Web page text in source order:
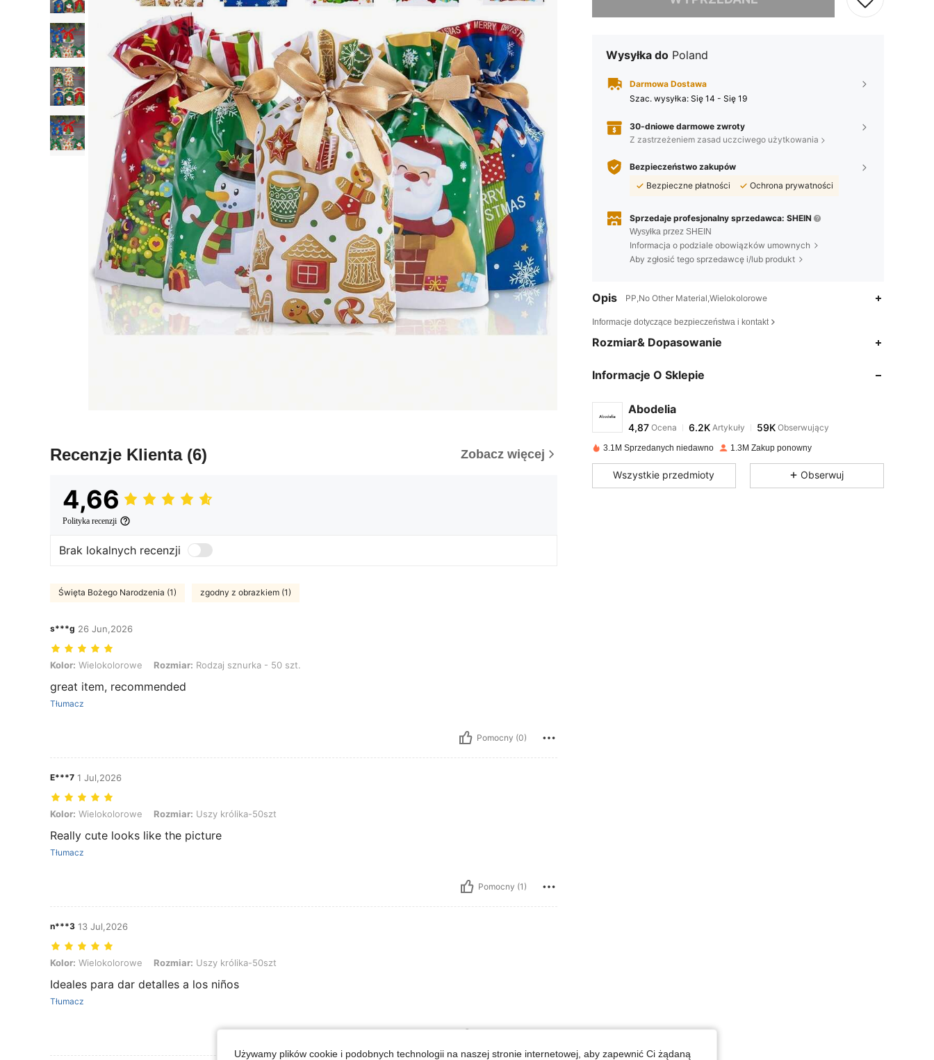
Recenzje Klienta (6) Zobacz więcej
4,66
Polityka recenzji
Brak lokalnych recenzji
Święta Bożego Narodzenia (1) zgodny z obrazkiem (1)
s***g 26 Jun,2026
Kolor: Wielokolorowe, Rozmiar: Rodzaj sznurka - 50 szt.
Kolor: Wielokolorowe Rozmiar: Rodzaj sznurka - 50 szt.
great item, recommended
Tłumacz
Pomocny (0)
E***7 1 Jul,2026
Kolor: Wielokolorowe, Rozmiar: Uszy królika-50szt
Kolor: Wielokolorowe Rozmiar: Uszy królika-50szt
Really cute looks like the picture
Tłumacz
Pomocny (1)
n***3 13 Jul,2026
Kolor: Wielokolorowe, Rozmiar: Uszy królika-50szt
Kolor: Wielokolorowe Rozmiar: Uszy królika-50szt
Ideales para dar detalles a los niños
Tłumacz
Wysyłka do Poland
Darmowa Dostawa
Szac. wysyłka: Się 14 - Się 19
30-dniowe darmowe zwroty
Z zastrzeżeniem zasad uczciwego użytkowania
Bezpieczeństwo zakupów
Bezpieczne płatności
Ochrona prywatności
Sprzedaje profesjonalny sprzedawca: SHEIN
Wysyłka przez SHEIN
Informacja o podziale obowiązków umownych
Aby zgłosić tego sprzedawcę i/lub produkt
Opis PP,No Other Material,Wielokolorowe
Informacje dotyczące bezpieczeństwa i kontakt
Rozmiar& Dopasowanie
Informacje O Sklepie
Abodelia
4,87 6.2K
4,87 Ocena
D***a zapłacono1 dzień temu
3.1M Sprzedanych niedawno 1.3M Zakup ponowny
Wszystkie przedmioty Obserwuj
Używamy plików cookie i podobnych technologii na naszej stronie internetowej, aby zapewnić Ci żądaną